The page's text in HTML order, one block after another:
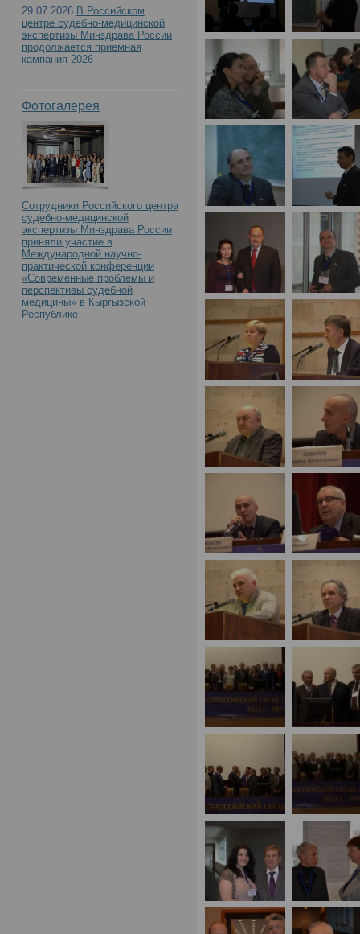
29.07.2026 В Российском
центре судебно-медицинской
экспертизы Минздрава России
продолжается приемная
кампания 2026
Фотогалерея
Сотрудники Российского центра
судебно-медицинской
экспертизы Минздрава России
приняли участие в
Международной научно-
практической конференции
«Современные проблемы и
перспективы судебной
медицины» в Кыргызской
Республике